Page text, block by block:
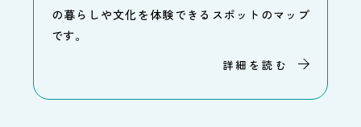
の暮らしや文化を体験できるスポットのマップ
です。
詳細を読む